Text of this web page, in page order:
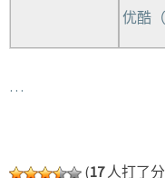
优酷
…
(17人打了分